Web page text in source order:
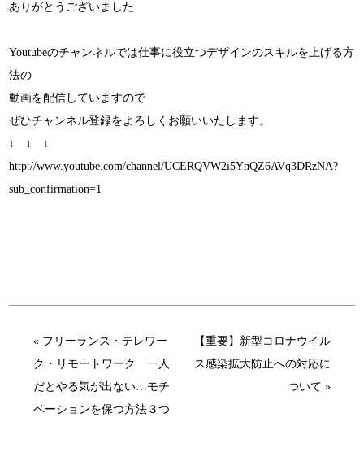
ありがとうございました
Youtubeのチャンネルでは仕事に役立つデザインのスキルを上げる方
法の
動画を配信していますので
ぜひチャンネル登録をよろしくお願いいたします。
↓ ↓ ↓
http://www.youtube.com/channel/UCERQVW2i5YnQZ6AVq3DRzNA?
sub_confirmation=1
« フリーランス・テレワー
ク・リモートワーク 一人
だとやる気が出ない…モチ
ベーションを保つ方法３つ
【重要】新型コロナウイル
ス感染拡大防止への対応に
ついて »